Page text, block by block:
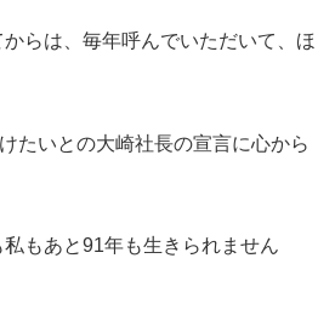
らは、毎年呼んでいただいて、ほ
たいとの大崎社長の宣言に心から
もあと91年も生きられません